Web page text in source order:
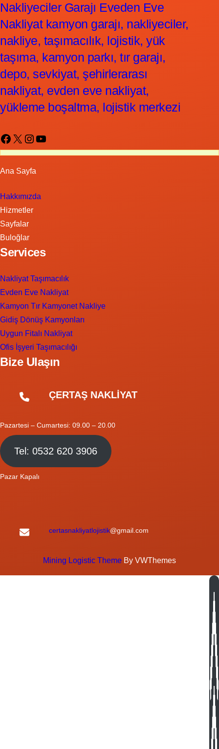
Nakliyeciler Garajı Eveden Eve
Nakliyat kamyon garajı, nakliyeciler,
nakliye, taşımacılık, lojistik, yük
taşıma, kamyon parkı, tır garajı,
depo, sevkiyat, şehirlerarası
nakliyat, evden eve nakliyat,
yükleme boşaltma, lojistik merkezi
Facebook X Instagram YouTube
Ana Sayfa
Hakkımızda
Hizmetler
Sayfalar
Buloğlar
Services
Nakliyat Taşımacılık
Evden Eve Nakliyat
Kamyon Tır Kamyonet Nakliye
Gidiş Dönüş Kamyonları
Uygun Fitalı Nakliyat
Ofis İşyeri Taşımacılığı
Bize Ulaşın
ÇERTAŞ NAKLİYAT
Pazartesi – Cumartesi: 09.00 – 20.00
Tel: 0532 620 3906
Pazar Kapalı
certasnakliyatlojistik@gmail.com
Mining Logistic Theme By VWThemes